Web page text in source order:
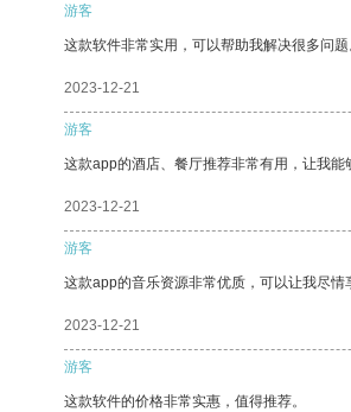
游客
这款软件非常实用，可以帮助我解决很多问
2023-12-21
游客
这款app的酒店、餐厅推荐非常有用，让我能
2023-12-21
游客
这款app的音乐资源非常优质，可以让我尽情
2023-12-21
游客
这款软件的价格非常实惠，值得推荐。